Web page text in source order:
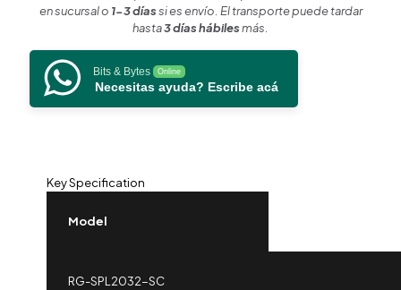
hasta
500
mW
de
cantidad
en sucursal o 1-3 díassi es envío. El transporte puede tardar
hasta3 días hábilesmás.
Bits & Bytes Online
Necesitas ayuda? Escribe acá
Key Specification
Model
RG-SPL2032-SC